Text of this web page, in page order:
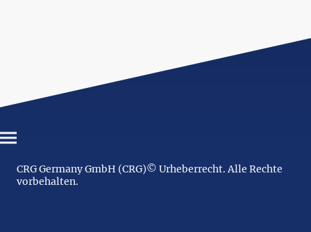
CRG Germany GmbH (CRG)© Urheberrecht. Alle Rechte
vorbehalten.